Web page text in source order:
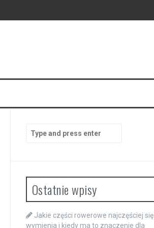
for:
Ostatnie wpisy
Jakie części rowerowe najczęściej się
wymienia i kiedy ma to znaczenie dla